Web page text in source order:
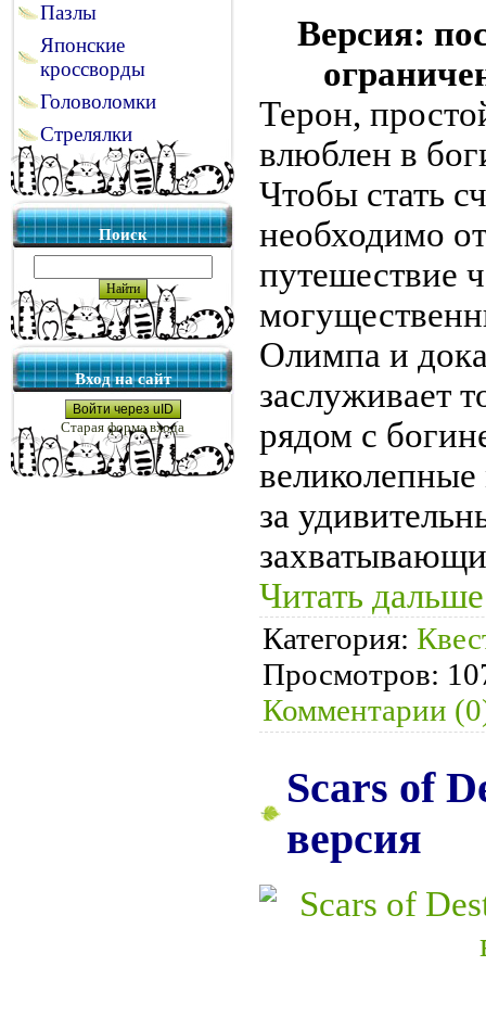
Пазлы
Японские
кроссворды
Головоломки
Стрелялки
Поиск
Вход на сайт
Войти через uID
Старая форма входа
Версия:
Терон,
влюблен в
Чтобы стать
необходимо
путешествие
Олимпа и
заслуживает
рядом с
за
Читать
Категория:
Просмотров:
Комментарии
Scars of
версия